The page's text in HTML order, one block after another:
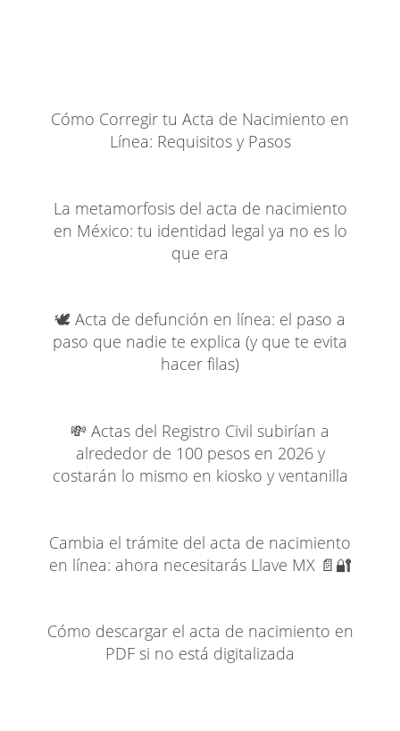
Cómo Corregir tu Acta de Nacimiento en
Línea: Requisitos y Pasos
La metamorfosis del acta de nacimiento
en México: tu identidad legal ya no es lo
que era
🕊️ Acta de defunción en línea: el paso a
paso que nadie te explica (y que te evita
hacer filas)
💸 Actas del Registro Civil subirían a
alrededor de 100 pesos en 2026 y
costarán lo mismo en kiosko y ventanilla
Cambia el trámite del acta de nacimiento
en línea: ahora necesitarás Llave MX 📄🔐
Cómo descargar el acta de nacimiento en
PDF si no está digitalizada